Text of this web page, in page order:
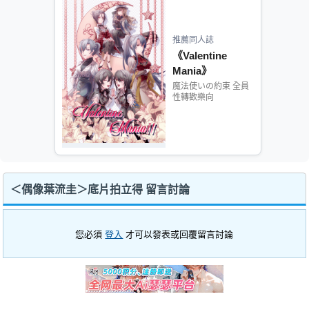
推薦同人誌
《Valentine
Mania》
魔法使いの約束 全員
性轉歡樂向
＜偶像葉流圭＞底片拍立得 留言討論
您必須登入 才可以發表或回覆留言討論